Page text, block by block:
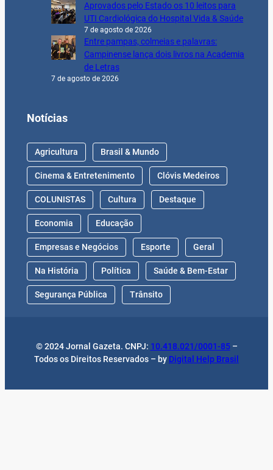
Aprovados pelo Estado os 10 leitos para
UTI Cardiológica do Hospital Vida & Saúde
7 de agosto de 2026
Entre pampas, colmeias e palavras:
Campinense lança dois livros na Academia
de Letras
7 de agosto de 2026
Notícias
Agricultura Brasil & Mundo
Cinema & Entretenimento Clóvis Medeiros
COLUNISTAS Cultura Destaque
Economia Educação
Empresas e Negócios Esporte Geral
Na História Política Saúde & Bem-Estar
Segurança Pública Trânsito
© 2024 Jornal Gazeta. CNPJ: 10.418.021/0001-85–
Todos os Direitos Reservados – by Digital Help Brasil